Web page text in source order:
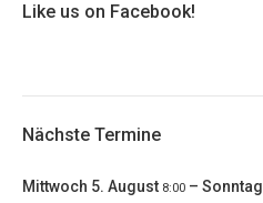
Like us on Facebook!
Nächste Termine
Mittwoch 5. August 8:00 – Sonntag